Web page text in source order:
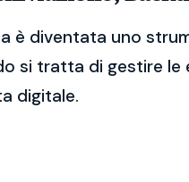
è diventata uno
si tratta di gestire
digitale.